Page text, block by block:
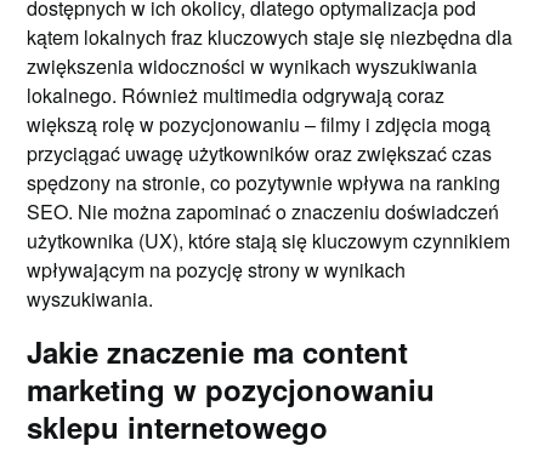
dostępnych w ich okolicy, dlatego optymalizacja pod
kątem lokalnych fraz kluczowych staje się niezbędna dla
zwiększenia widoczności w wynikach wyszukiwania
lokalnego. Również multimedia odgrywają coraz
większą rolę w pozycjonowaniu – filmy i zdjęcia mogą
przyciągać uwagę użytkowników oraz zwiększać czas
spędzony na stronie, co pozytywnie wpływa na ranking
SEO. Nie można zapominać o znaczeniu doświadczeń
użytkownika (UX), które stają się kluczowym czynnikiem
wpływającym na pozycję strony w wynikach
wyszukiwania.
Jakie znaczenie ma content
marketing w pozycjonowaniu
sklepu internetowego